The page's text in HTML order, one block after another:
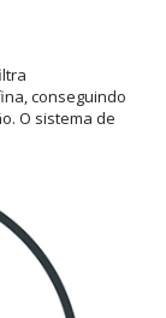
conseguindo
O sistema de